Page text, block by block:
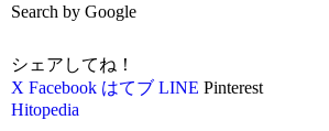
Search by Google
シェアしてね！
X Facebook はてブ LINE Pinterest
Hitopedia